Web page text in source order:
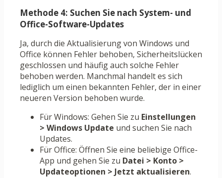
Methode 4: Suchen Sie nach System- und
Office-Software-Updates
Ja, durch die Aktualisierung von Windows und
Office können Fehler behoben, Sicherheitslücken
geschlossen und häufig auch solche Fehler
behoben werden. Manchmal handelt es sich
lediglich um einen bekannten Fehler, der in einer
neueren Version behoben wurde.
Für Windows: Gehen Sie zu Einstellungen
> Windows Update und suchen Sie nach
Updates.
Für Office: Öffnen Sie eine beliebige Office-
App und gehen Sie zu Datei > Konto >
Updateoptionen > Jetzt aktualisieren.